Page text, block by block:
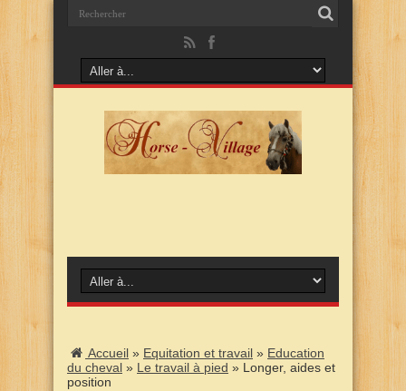
Accueil » Equitation et travail » Education
du cheval » Le travail à pied » Longer, aides et
position